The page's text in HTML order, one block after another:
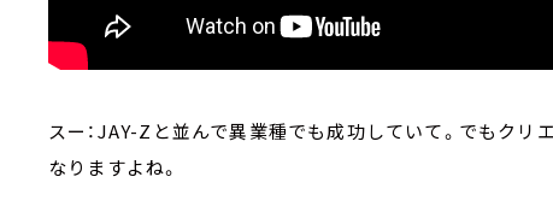
スー：JAY-Zと並んで異業種でも成功していて。でもク
なりますよね。